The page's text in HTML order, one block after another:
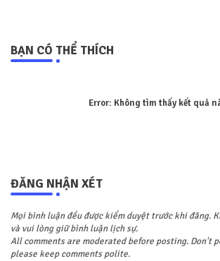
BẠN CÓ THỂ THÍCH
Error: Không tìm thấy kết quả
ĐĂNG NHẬN XÉT
Mọi bình luận đều được kiểm duyệt trước khi đăng.
và vui lòng giữ bình luận lịch sự.
All comments are moderated before posting. Don't
please keep comments polite.